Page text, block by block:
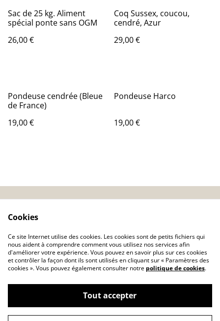
Sac de 25 kg. Aliment
spécial ponte sans OGM
26,00 €
Coq Sussex, coucou,
cendré, Azur
29,00 €
Pondeuse cendrée (Bleue
de France)
19,00 €
Pondeuse Harco
19,00 €
confidentialité
Politique de cookies
Nos garanties Articles
©2026Domestik Park 04700 La Brillanne
Cookies
Ce site Internet utilise des cookies. Les cookies sont de petits fichiers qui
nous aident à comprendre comment vous utilisez nos services afin
d'améliorer votre expérience. Vous pouvez en savoir plus sur ces cookies
et contrôler la façon dont ils sont utilisés en cliquant sur « Paramètres des
cookies ». Vous pouvez également consulter notre politique de cookies.
Tout accepter